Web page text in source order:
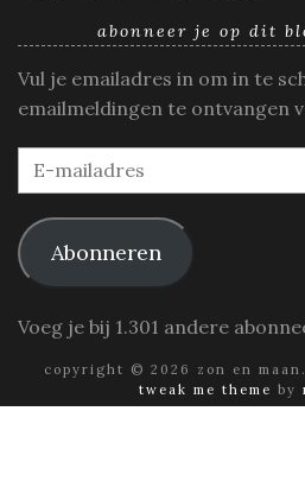
abonneer je op dit
Vul je emailadres in om in te
emailmeldingen te ontvangen
E-
mailadres
Abonneren
Voeg je bij 1.301 andere
copyright © 2026 zon en maan.
tweak me theme by